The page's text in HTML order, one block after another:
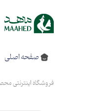
صفحه اصلی
فروشگاه اینترنتی